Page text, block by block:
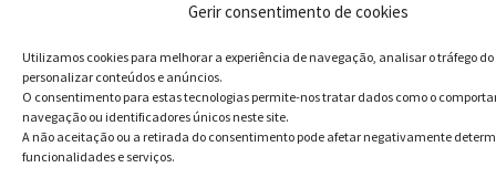
Gerir consentimento de cookies
Utilizamos cookies para melhorar a experiência de navegação, analisar o tráfego do
personalizar conteúdos e anúncios.
O consentimento para estas tecnologias permite-nos tratar dados como o
navegação ou identificadores únicos neste site.
A não aceitação ou a retirada do consentimento pode afetar negativamente
funcionalidades e serviços.
Powered byMegastock Informática